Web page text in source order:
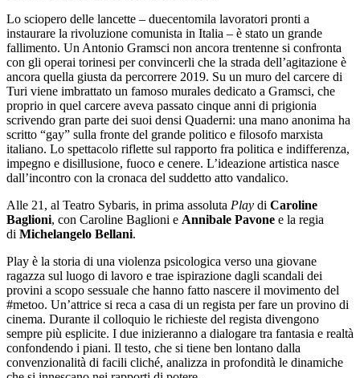
Lo sciopero delle lancette – duecentomila lavoratori pronti a
instaurare la rivoluzione comunista in Italia – è stato un grande
fallimento. Un Antonio Gramsci non ancora trentenne si confronta
con gli operai torinesi per convincerli che la strada dell’agitazione è
ancora quella giusta da percorrere 2019. Su un muro del carcere di
Turi viene imbrattato un famoso murales dedicato a Gramsci, che
proprio in quel carcere aveva passato cinque anni di prigionia
scrivendo gran parte dei suoi densi Quaderni: una mano anonima ha
scritto “gay” sulla fronte del grande politico e filosofo marxista
italiano. Lo spettacolo riflette sul rapporto fra politica e indifferenza,
impegno e disillusione, fuoco e cenere. L’ideazione artistica nasce
dall’incontro con la cronaca del suddetto atto vandalico.
Alle 21, al Teatro Sybaris, in prima assoluta Play di Caroline
Baglioni, con Caroline Baglioni e Annibale Pavone e la regia
di Michelangelo Bellani.
Play è la storia di una violenza psicologica verso una giovane
ragazza sul luogo di lavoro e trae ispirazione dagli scandali dei
provini a scopo sessuale che hanno fatto nascere il movimento del
#metoo. Un’attrice si reca a casa di un regista per fare un provino di
cinema. Durante il colloquio le richieste del regista divengono
sempre più esplicite. I due inizieranno a dialogare tra fantasia e realtà
confondendo i piani. Il testo, che si tiene ben lontano dalla
convenzionalità di facili cliché, analizza in profondità le dinamiche